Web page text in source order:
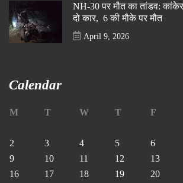
NH-30 पर मौत का तांडव:
दो कार, 6 की मौके पर मौत
April 9, 2026
Calendar
M T W T F
2
3 4 5 6
9
10 11 12 13
16
17 18 19 20